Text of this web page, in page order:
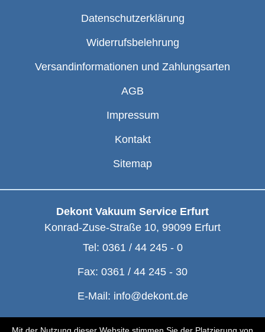
Datenschutzerklärung
Widerrufsbelehrung
Versandinformationen und Zahlungsarten
AGB
Impressum
Kontakt
Sitemap
Dekont Vakuum Service Erfurt
Konrad-Zuse-Straße 10, 99099 Erfurt
Tel: 0361 / 44 245 - 0
Fax: 0361 / 44 245 - 30
E-Mail: info@dekont.de